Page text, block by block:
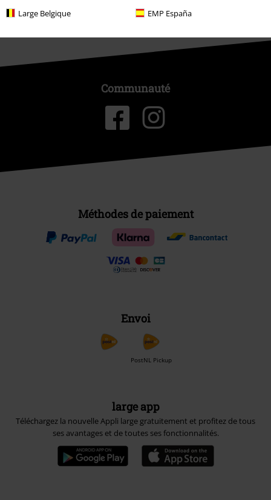
Large Belgique EMP España
Communauté
Méthodes de paiement
Envoi
PostNL Pickup
large app
Téléchargez la nouvelle Appli large gratuitement et profitez de tous
ses avantages et de toutes ses fonctionnalités.